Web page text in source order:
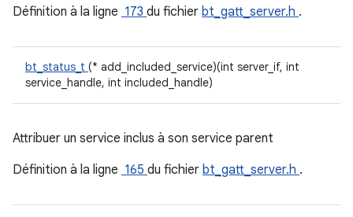
Définition à la ligne 173 du fichier bt_gatt_server.h .
bt_status_t (* add_included_service)(int server_if, int
service_handle, int included_handle)
Attribuer un service inclus à son service parent
Définition à la ligne 165 du fichier bt_gatt_server.h .